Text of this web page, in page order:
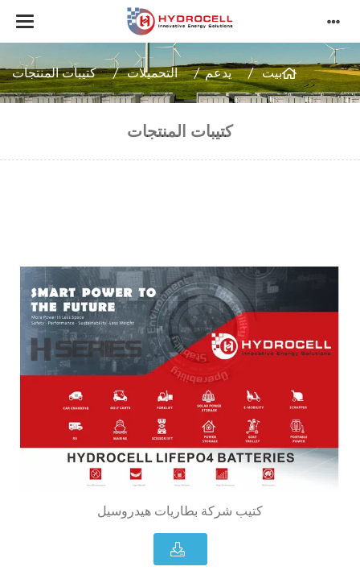
بيت يدعم التحميلات كتيبات المنتجات
كتيبات المنتجات
كتيب شركة بطاريات هيدروسيل